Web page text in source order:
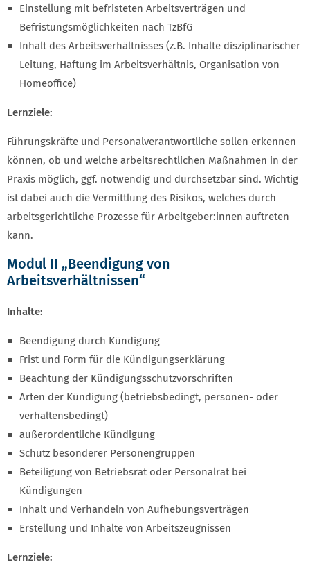
Einstellung mit befristeten Arbeitsverträgen und
Befristungsmöglichkeiten nach TzBfG
Inhalt des Arbeitsverhältnisses (z.B. Inhalte disziplinarischer
Leitung, Haftung im Arbeitsverhältnis, Organisation von
Homeoffice)
Lernziele:
Führungskräfte und Personalverantwortliche sollen erkennen
können, ob und welche arbeitsrechtlichen Maßnahmen in der
Praxis möglich, ggf. notwendig und durchsetzbar sind. Wichtig
ist dabei auch die Vermittlung des Risikos, welches durch
arbeitsgerichtliche Prozesse für Arbeitgeber:innen auftreten
kann.
Modul II „Beendigung von
Arbeitsverhältnissen“
Inhalte:
Beendigung durch Kündigung
Frist und Form für die Kündigungserklärung
Beachtung der Kündigungsschutzvorschriften
Arten der Kündigung (betriebsbedingt, personen- oder
verhaltensbedingt)
außerordentliche Kündigung
Schutz besonderer Personengruppen
Beteiligung von Betriebsrat oder Personalrat bei
Kündigungen
Inhalt und Verhandeln von Aufhebungsverträgen
Erstellung und Inhalte von Arbeitszeugnissen
Lernziele: